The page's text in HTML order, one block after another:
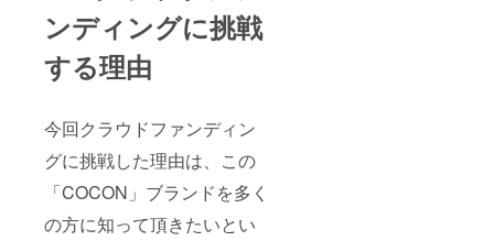
ンディングに挑戦
する理由
今回クラウドファンディン
グに挑戦した理由は、この
「COCON」ブランドを多く
の方に知って頂きたいとい